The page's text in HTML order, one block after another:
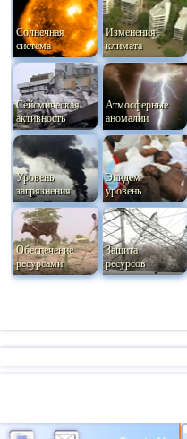
Солнечная
система
Изменения
климата
Сейсмическая
активность
Атмосферные
аномалии
Уровень
загрязнения
Эпидем
уровень
Обеспечение
ресурсами
Защита
ресурсов